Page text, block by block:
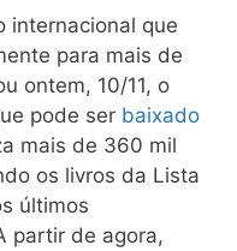
internacional que
para mais de
ontem, 10/11, o
pode ser baixado
mais de 360 mil
os livros da Lista
últimos
partir de agora,